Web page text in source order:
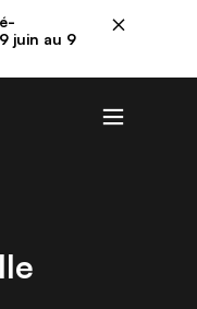
juin au 9
Fermer